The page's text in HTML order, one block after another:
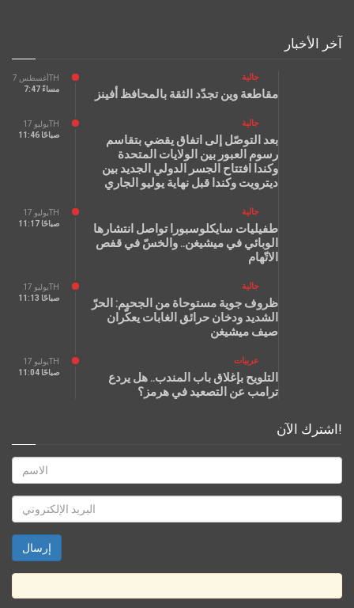
آخر الأخبار
أغسطس 7TH
7:47 مساءً
جالية
مقاطعة وين تجدّد الثقة بالمحافظ أفينز
يوليو 17TH
11:46 صباحًا
جالية
بعد التوصّل إلى اتفاق يقضي بتقاسم
رسوم العبور بين الولايات المتحدة
وكندا افتتاح الجسر الدولي الجديد بين
ديترويت وكندا قبل نهاية يوليو الجاري
يوليو 17TH
11:17 صباحًا
جالية
طفيليات سايكلوسبورا تواصل انتشارها
الوبائي في ميشيغن.. والخسّ في قفص
الاتّهام
يوليو 17TH
11:13 صباحًا
جالية
ظروف جوية مستوحاة من الجحيم: الحرّ
الشديد ودخان حرائق الغابات يعكّران
صيف ميشيغن
يوليو 17TH
11:04 صباحًا
عربيات
التلويح بإغلاق باب المندب.. هل يردع
ترامب عن التصعيد في هرمز؟
اشترك الآن!